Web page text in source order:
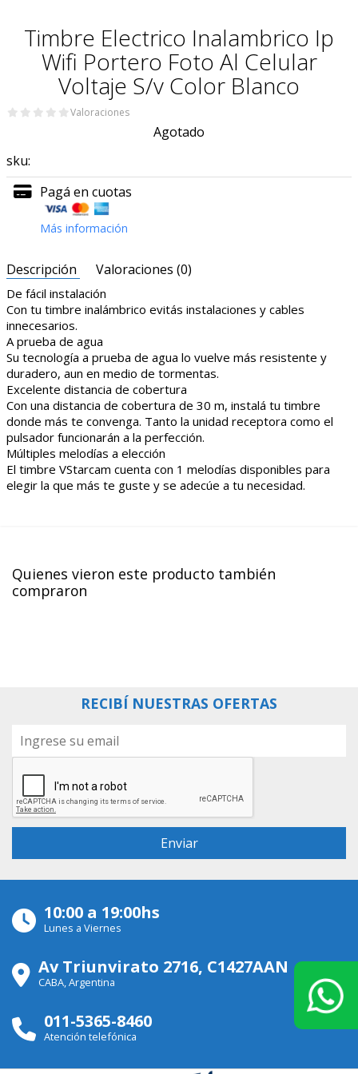
Timbre Electrico Inalambrico Ip
Wifi Portero Foto Al Celular
Voltaje S/v Color Blanco
Valoraciones
Agotado
sku:
Pagá en cuotas
Más información
Descripción Valoraciones (0)
De fácil instalación
Con tu timbre inalámbrico evitás instalaciones y cables
innecesarios.
A prueba de agua
Su tecnología a prueba de agua lo vuelve más resistente y
duradero, aun en medio de tormentas.
Excelente distancia de cobertura
Con una distancia de cobertura de 30 m, instalá tu timbre
donde más te convenga. Tanto la unidad receptora como el
pulsador funcionarán a la perfección.
Múltiples melodías a elección
El timbre VStarcam cuenta con 1 melodías disponibles para
elegir la que más te guste y se adecúe a tu necesidad.
Quienes vieron este producto también
compraron
RECIBÍ NUESTRAS OFERTAS
10:00 a 19:00hs
Lunes a Viernes
Av Triunvirato 2716, C1427AAN
CABA, Argentina
011-5365-8460
Atención telefónica